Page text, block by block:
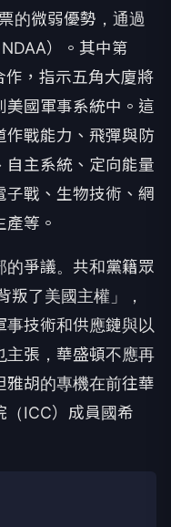
的微弱優勢，通過
）。其中第
作，指示五角大廈將
美國軍事系統中。這
作戰能力、飛彈與防
自主系統、定向能量
戰、生物技術、網
等。
的爭議。共和黨籍眾
叛了美國主權」，
技術和供應鏈與以
主張，華盛頓不應再
雅胡的專機在前往華
（ICC）成員國希